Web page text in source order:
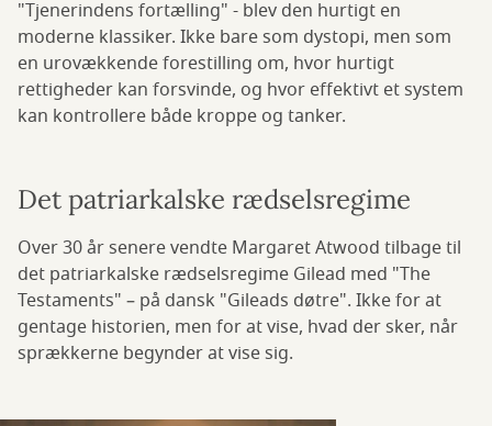
"Tjenerindens fortælling" - blev den hurtigt en
moderne klassiker. Ikke bare som dystopi, men som
en urovækkende forestilling om, hvor hurtigt
rettigheder kan forsvinde, og hvor effektivt et system
kan kontrollere både kroppe og tanker.
Det patriarkalske rædselsregime
Over 30 år senere vendte Margaret Atwood tilbage til
det patriarkalske rædselsregime Gilead med "The
Testaments" – på dansk "Gileads døtre". Ikke for at
gentage historien, men for at vise, hvad der sker, når
sprækkerne begynder at vise sig.